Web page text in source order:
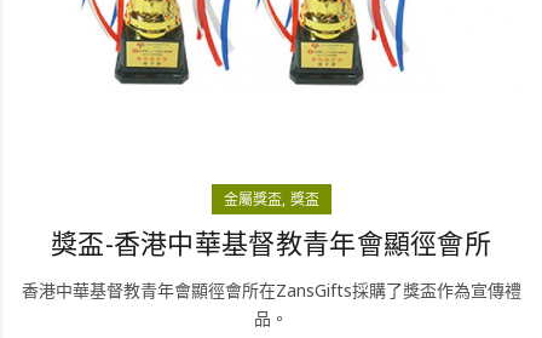
金屬獎盃 獎盃
獎盃-香港中華基督教青年會顯徑會所
香港中華基督教青年會顯徑會所在ZansGifts採購了獎盃作為宣傳禮
品。